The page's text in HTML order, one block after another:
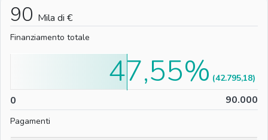
90 Mila di €
Finanziamento totale
0 90.000
47,55% (42.795,18)
Pagamenti